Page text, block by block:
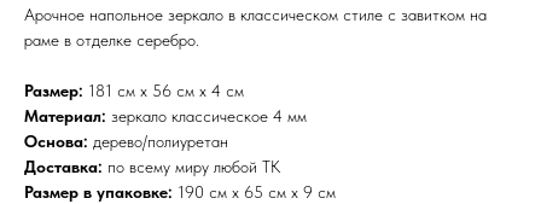
Арочное напольное зеркало в классическом стиле с завитком на
раме в отделке серебро.
Размер: 181 см х 56 см х 4 см
Материал: зеркало классическое 4 мм
Основа: дерево/полиуретан
Доставка: по всему миру любой ТК
Размер в упаковке: 190 см х 65 см х 9 см